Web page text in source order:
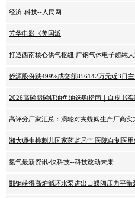
经济·科技--人民网
芳华电影《美国派
打造西南核心供气枢纽 广钢气体电子超纯
侨源股份跌499%成交额856142万元近3日
2026高磷脂磷虾油鱼油选购指南｜白皮书
高评分厂家汇总：涡轮对夹蝶阀生产厂商实
湘大师生挑刺儿国家药监局“” 医院自制医
氢气最新资讯-快科技--科技改动未来
邯钢获得高炉循环水泵进出口蝶阀压力平